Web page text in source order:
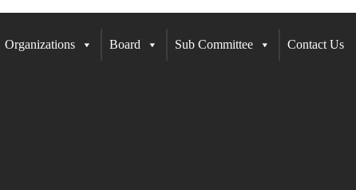
Organizations Board Sub Committee Contact Us